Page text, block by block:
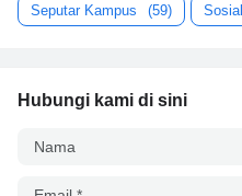
Seputar Kampus (59) Sosial
Hubungi kami di sini